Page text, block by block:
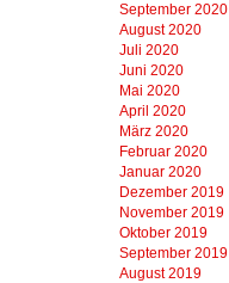
September 2020
August 2020
Juli 2020
Juni 2020
Mai 2020
April 2020
März 2020
Februar 2020
Januar 2020
Dezember 2019
November 2019
Oktober 2019
September 2019
August 2019